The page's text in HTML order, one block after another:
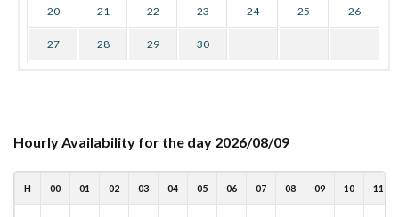
20 21 22 23 24 25 26
27 28 29 30
Hourly Availability for the day 2026/08/09
H 00 01 02 03 04 05 06 07 08 09 10 11